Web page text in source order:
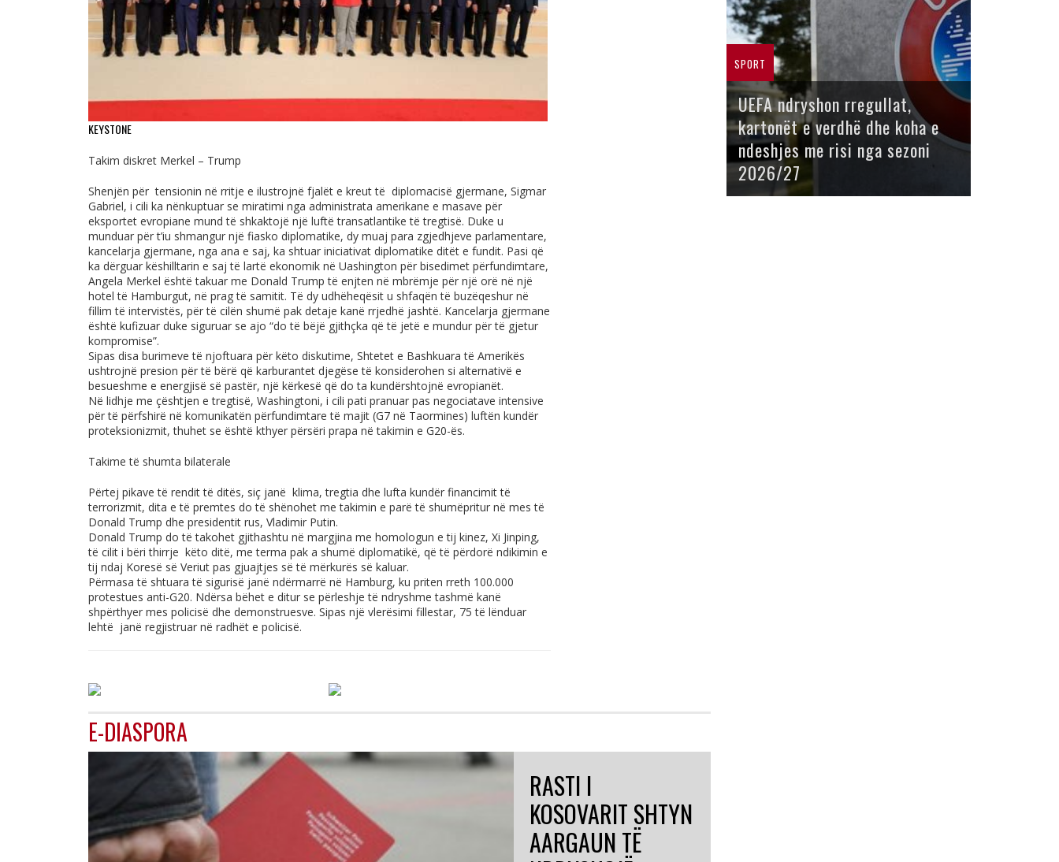
KEYSTONE
Takim diskret Merkel – Trump
Shenjën për tensionin në rritje e ilustrojnë fjalët e kreut të diplomacisë gjermane, Sigmar
Gabriel, i cili ka nënkuptuar se miratimi nga administrata amerikane e masave për
eksportet evropiane mund të shkaktojë një luftë transatlantike të tregtisë. Duke u
munduar për t’iu shmangur një fiasko diplomatike, dy muaj para zgjedhjeve parlamentare,
kancelarja gjermane, nga ana e saj, ka shtuar iniciativat diplomatike ditët e fundit. Pasi që
ka dërguar këshilltarin e saj të lartë ekonomik në Uashington për bisedimet përfundimtare,
Angela Merkel është takuar me Donald Trump të enjten në mbrëmje për një orë në një
hotel të Hamburgut, në prag të samitit. Të dy udhëheqësit u shfaqën të buzëqeshur në
fillim të intervistës, për të cilën shumë pak detaje kanë rrjedhë jashtë. Kancelarja gjermane
është kufizuar duke siguruar se ajo “do të bëjë gjithçka që të jetë e mundur për të gjetur
kompromise”.
Sipas disa burimeve të njoftuara për këto diskutime, Shtetet e Bashkuara të Amerikës
ushtrojnë presion për të bërë që karburantet djegëse të konsiderohen si alternativë e
besueshme e energjisë së pastër, një kërkesë që do ta kundërshtojnë evropianët.
Në lidhje me çështjen e tregtisë, Washingtoni, i cili pati pranuar pas negociatave intensive
për të përfshirë në komunikatën përfundimtare të majit (G7 në Taormines) luftën kundër
proteksionizmit, thuhet se është kthyer përsëri prapa në takimin e G20-ës.
Takime të shumta bilaterale
Përtej pikave të rendit të ditës, siç janë klima, tregtia dhe lufta kundër financimit të
terrorizmit, dita e të premtes do të shënohet me takimin e parë të shumëpritur në mes të
Donald Trump dhe presidentit rus, Vladimir Putin.
Donald Trump do të takohet gjithashtu në margjina me homologun e tij kinez, Xi Jinping,
të cilit i bëri thirrje këto ditë, me terma pak a shumë diplomatikë, që të përdorë ndikimin e
tij ndaj Koresë së Veriut pas gjuajtjes së të mërkurës së kaluar.
Përmasa të shtuara të sigurisë janë ndërmarrë në Hamburg, ku priten rreth 100.000
protestues anti-G20. Ndërsa bëhet e ditur se përleshje të ndryshme tashmë kanë
shpërthyer mes policisë dhe demonstruesve. Sipas një vlerësimi fillestar, 75 të lënduar
lehtë janë regjistruar në radhët e policisë.
E-DIASPORA
RASTI I
KOSOVARIT SHTYN
AARGAUN TË
SPORT
UEFA ndryshon rregullat,
kartonët e verdhë dhe koha e
ndeshjes me risi nga sezoni
2026/27